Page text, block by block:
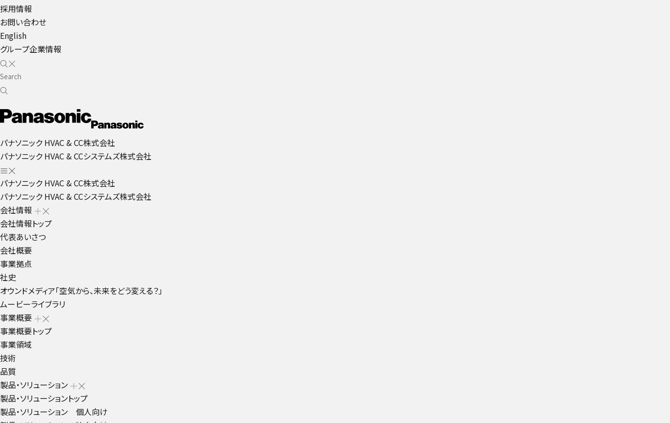
採用情報
お問い合わせ
English
グループ企業情報
パナソニック HVAC & CC株式会社
パナソニック HVAC & CCシステムズ株式会社
パナソニック HVAC & CC株式会社
パナソニック HVAC & CCシステムズ株式会社
会社情報
会社情報トップ
代表あいさつ
会社概要
事業拠点
社史
オウンドメディア「空気から、未来をどう変える？」
ムービーライブラリ
事業概要
事業概要トップ
事業領域
技術
品質
製品・ソリューション
製品・ソリューショントップ
製品・ソリューション 個人向け